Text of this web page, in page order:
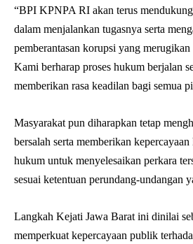
“BPI KPNPA RI akan terus
dalam menjalankan tugasnya serta
pemberantasan korupsi yang merugikan
Kami berharap proses hukum berjalan
memberikan rasa keadilan bagi semua
Masyarakat pun diharapkan tetap
bersalah serta memberikan
hukum untuk menyelesaikan perkara
sesuai ketentuan perundang-undangan
Langkah Kejati Jawa Barat ini dinilai
memperkuat kepercayaan publik